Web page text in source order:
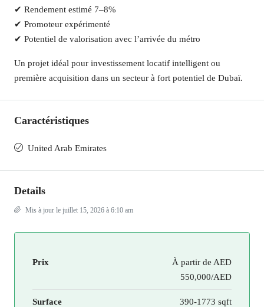
✔ Rendement estimé 7–8%
✔ Promoteur expérimenté
✔ Potentiel de valorisation avec l’arrivée du métro
Un projet idéal pour investissement locatif intelligent ou
première acquisition dans un secteur à fort potentiel de Dubaï.
Caractéristiques
United Arab Emirates
Details
Mis à jour le juillet 15, 2026 à 6:10 am
Prix À partir de AED
550,000/AED
Surface 390-1773 sqft